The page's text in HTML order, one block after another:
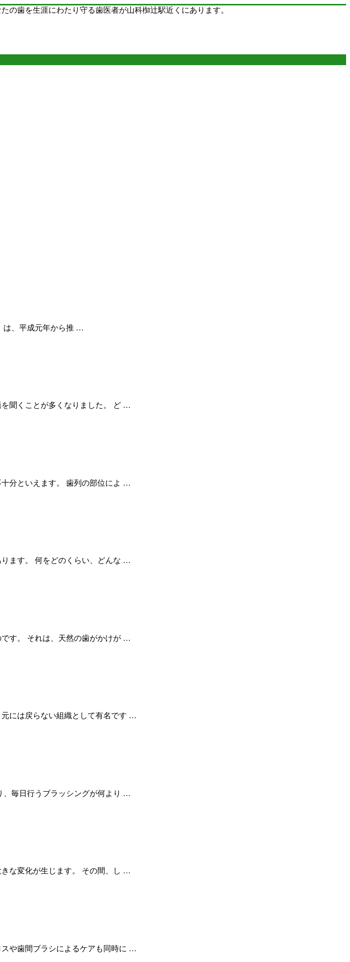
の歯を生涯にわたり守る歯医者が山科椥辻駅近くにあります。
は、平成元年から推 …
聞くことが多くなりました。 ど …
分といえます。 歯列の部位によ …
ます。 何をどのくらい、どんな …
す。 それは、天然の歯がかけが …
には戻らない組織として有名です …
、毎日行うブラッシングが何より …
な変化が生じます。 その間、し …
や歯間ブラシによるケアも同時に …